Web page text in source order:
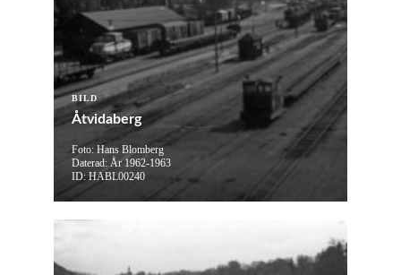
BILD
Åtvidaberg
Foto: Hans Blomberg
Daterad: År 1962-1963
ID: HABL00240